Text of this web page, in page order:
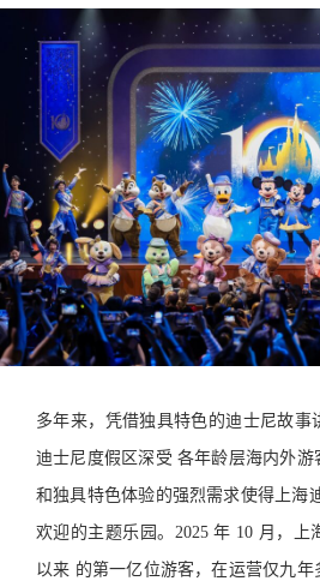
多年来，凭借独具特色的迪士尼故事
迪士尼度假区深受 各年龄层海内外游
和独具特色体验的强烈需求使得上海
欢迎的主题乐园。2025 年 10 月，上
以来 的第一亿位游客，在运营仅九